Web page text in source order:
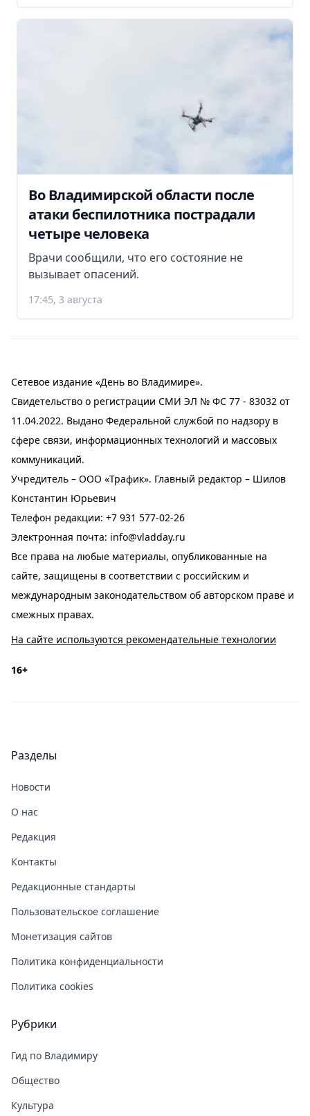
Во Владимирской области после
атаки беспилотника пострадали
четыре человека
Врачи сообщили, что его состояние не
вызывает опасений.
17:45, 3 августа
Сетевое издание «День во Владимире».
Свидетельство о регистрации СМИ ЭЛ № ФС 77 - 83032 от
11.04.2022. Выдано Федеральной службой по надзору в
сфере связи, информационных технологий и массовых
коммуникаций.
Учредитель – ООО «Трафик». Главный редактор – Шилов
Константин Юрьевич
Телефон редакции: +7 931 577-02-26
Электронная почта: info@vladday.ru
Все права на любые материалы, опубликованные на
сайте, защищены в соответствии с российским и
международным законодательством об авторском праве и
смежных правах.
На сайте используются рекомендательные технологии
16+
Разделы
Новости
О нас
Редакция
Контакты
Редакционные стандарты
Пользовательское соглашение
Монетизация сайтов
Политика конфиденциальности
Политика cookies
Рубрики
Гид по Владимиру
Общество
Культура